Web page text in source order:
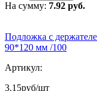
На сумму: 7.92 руб.
Подложка с
90*120 мм /100
Артикул:
3.15руб/шт